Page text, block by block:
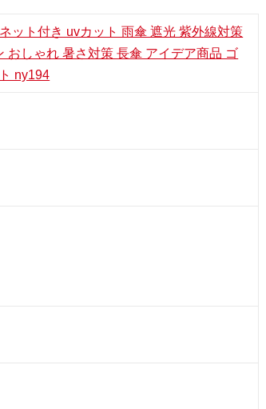
ット付き uvカット 雨傘 遮光 紫外線対策
おしゃれ 暑さ対策 長傘 アイデア商品 ゴ
ny194